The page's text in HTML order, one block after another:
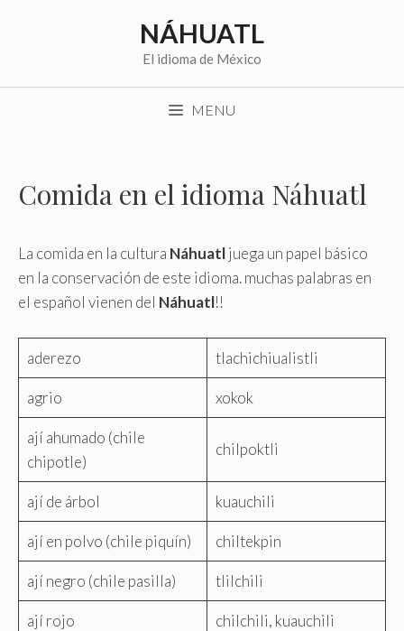
NÁHUATL
El idioma de México
MENU
Comida en el idioma Náhuatl
La comida en la cultura Náhuatljuega un papel básico
en la conservación de este idioma. muchas palabras en
el español vienen del Náhuatl!!
aderezo tlachichiualistli
agrio xokok
ají ahumado (chile
chipotle)
chilpoktli
ají de árbol kuauchili
ají en polvo (chile piquín) chiltekpin
ají negro (chile pasilla) tlilchili
ají rojo chilchili, kuauchili